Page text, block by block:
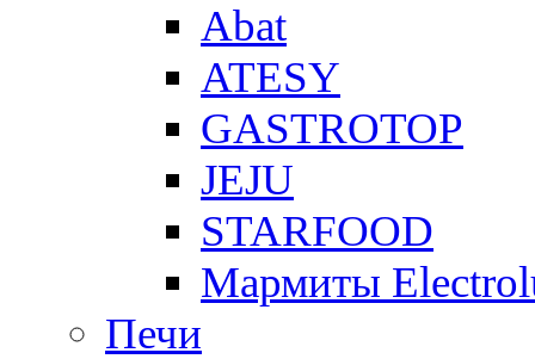
Abat
ATESY
GASTROTOP
JEJU
STARFOOD
Мармиты
Печи